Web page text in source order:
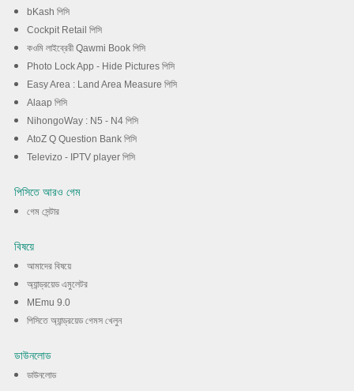
bKash পিসি
Cockpit Retail পিসি
কওমি লাইব্রেরী Qawmi Book পিসি
Photo Lock App - Hide Pictures পিসি
Easy Area : Land Area Measure পিসি
Alaap পিসি
NihongoWay : N5 - N4 পিসি
AtoZ Q Question Bank পিসি
Televizo - IPTV player পিসি
পিসিতে আরও গেম
গেম সেন্টার
বিষয়ে
আমাদের বিষয়ে
অ্যান্ড্রয়েড এমুলেটর
MEmu 9.0
পিসিতে অ্যান্ড্রয়েড গেমস খেলুন
ডাউনলোড
ডাউনলোড